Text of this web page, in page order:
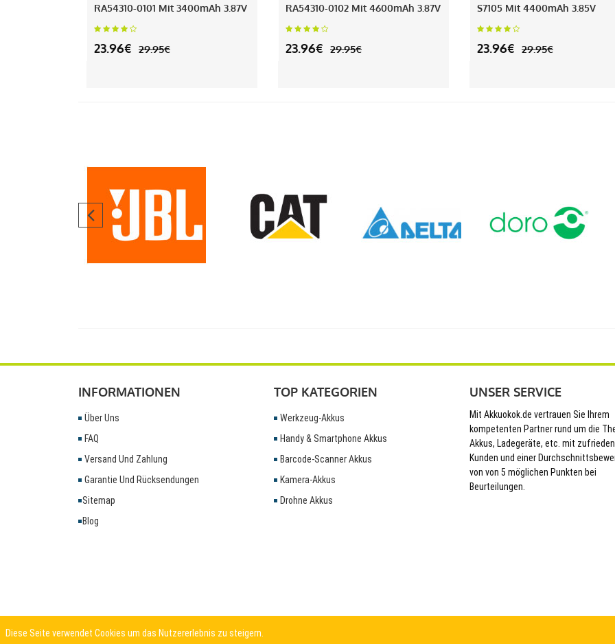
RA54310-0101 Mit 3400mAh 3.87V
23.96€ 29.95€
RA54310-0102 Mit 4600mAh 3.87V
23.96€ 29.95€
S7105 Mit 4400mAh 3.85V
23.96€ 29.95€
INFORMATIONEN
Über Uns
FAQ
Versand Und Zahlung
Garantie Und Rücksendungen
Sitemap
Blog
TOP KATEGORIEN
Werkzeug-Akkus
Handy & Smartphone Akkus
Barcode-Scanner Akkus
Kamera-Akkus
Drohne Akkus
UNSER SERVICE
Mit Akkuokok.de vertrauen Sie Ihrem
kompetenten Partner rund um die
Akkus, Ladegeräte, etc. mit
Kunden und einer
von von 5 möglichen Punkten bei
Beurteilungen.
Diese Seite verwendet Cookies um das Nutzererlebnis zu steigern.